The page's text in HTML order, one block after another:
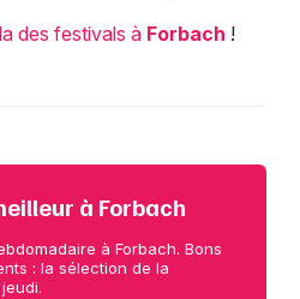
des festivals à Forbach !
à Forbach
à Forbach. Bons
: la sélection de la